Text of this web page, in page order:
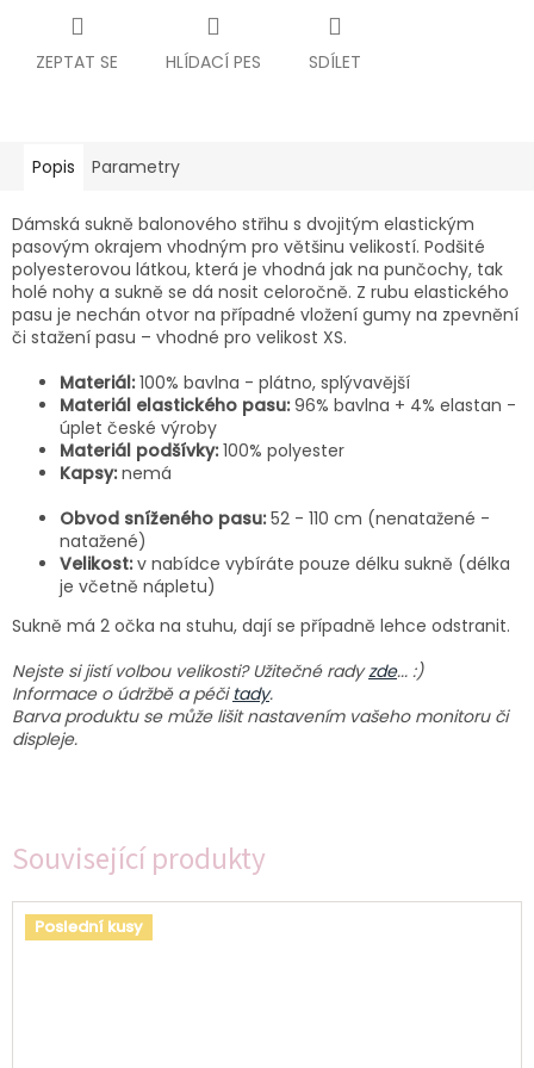
ZEPTAT SE HLÍDACÍ PES SDÍLET
Související produkty
Poslední kusy
Popis Parametry
Dámská sukně balonového střihu s dvojitým elastickým
pasovým okrajem vhodným pro většinu velikostí. Podšité
polyesterovou látkou, která je vhodná jak na punčochy, tak
holé nohy a sukně se dá nosit celoročně. Z rubu elastického
pasu je nechán otvor na případné vložení gumy na zpevnění
či stažení pasu – vhodné pro velikost XS.
Materiál:100% bavlna - plátno, splývavější
Materiál elastického pasu: 96% bavlna + 4% elastan -
úplet české výroby
Materiál podšívky: 100% polyester
Kapsy:nemá
Obvod sníženého pasu:52 - 110 cm (nenatažené -
natažené)
Velikost: v nabídce vybíráte pouze délku sukně (délka
je včetně nápletu)
Sukně má 2 očka na stuhu, dají se případně lehce odstranit.
Nejste si jistí volbou velikosti? Užitečné radyzde... :)
Informace o údržbě a péčitady.
Barva produktu se může lišit nastavením vašeho monitoru či
displeje.